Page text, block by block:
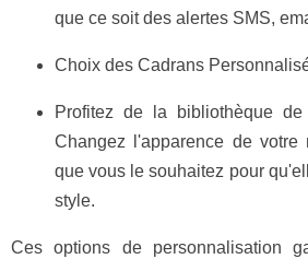
que ce soit des alertes SMS,
Choix des Cadrans
Profitez de la bibliothèque de
Changez l'apparence de votre
que vous le souhaitez pour
style.
Ces options de personnalisation